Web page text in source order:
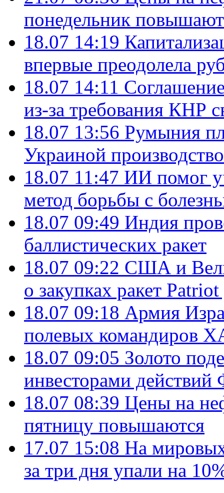
понедельник
18.07 14:19
впервые преодолела
18.07 14:11
из-за требования КНР
18.07 13:56 Румыния
Украиной
18.07 11:47 ИИ помог
метод борьбы с
18.07 09:49 Индия
баллистических ракет
18.07 09:22 США и
о закупках ракет
18.07 09:18 Армия
полевых командиров
18.07 09:05 Золото
инвесторами
18.07 08:39 Цены на
пятницу повышаются
17.07 15:08 На
за три дня упали на